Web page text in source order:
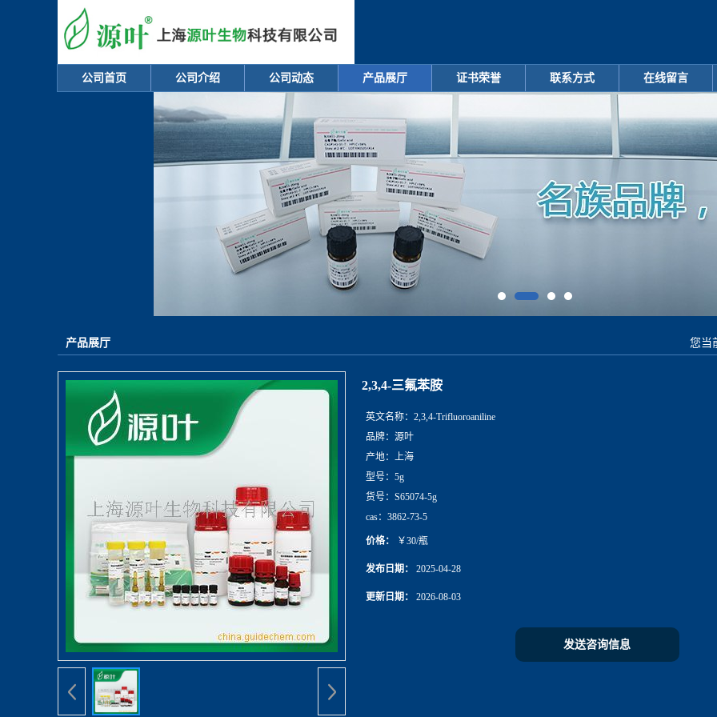
公司首页 公司介绍 公司动态 产品展厅 证书荣誉 联系方式 在线留言
产品展厅 您当
2,3,4-三氟苯胺
英文名称： 2,3,4-Trifluoroaniline
品牌： 源叶
产地： 上海
型号： 5g
货号： S65074-5g
cas： 3862-73-5
价格： ￥30/瓶
发布日期： 2025-04-28
更新日期： 2026-08-03
发送咨询信息